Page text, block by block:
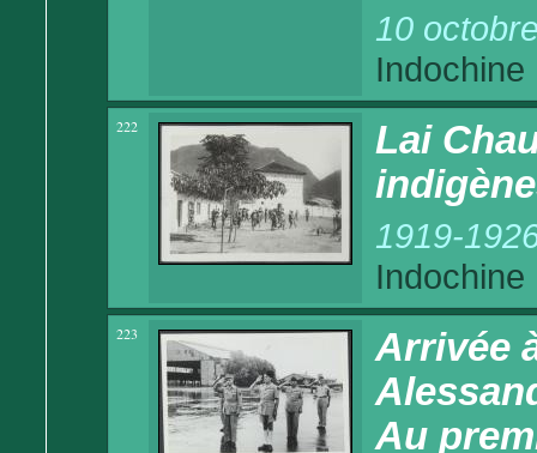
10
Indochine
222
Lai
1919-
Indochine
223
Arrivée
Au